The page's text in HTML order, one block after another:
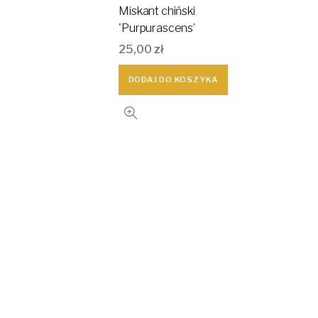
Miskant chiński
'Purpurascens’
25,00zł
DODAJ DO KOSZYKA